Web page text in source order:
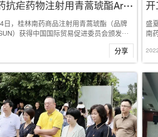
桂林南药抗疟药物注射用青蒿琥酯Artesun®获得《中国出口商品品牌证明书》
日，桂林南药商品注射用青蒿琥酯（品牌
）获得中国国际贸易促进委员会颁发的
分享
盛
南